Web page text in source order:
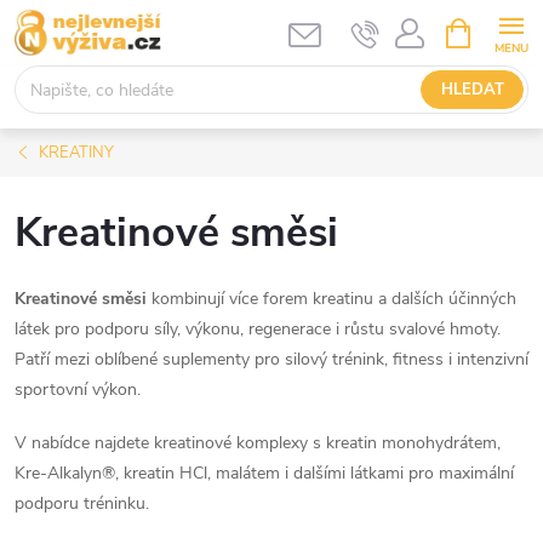
Přejít
na
obsah
HLEDAT
NÁKUPNÍ
KOŠÍK
KREATINY
Kreatinové směsi
Kreatinové směsi kombinují více forem kreatinu a dalších účinných
látek pro podporu síly, výkonu, regenerace i růstu svalové hmoty.
Patří mezi oblíbené suplementy pro silový trénink, fitness i intenzivní
sportovní výkon.
V nabídce najdete kreatinové komplexy s kreatin monohydrátem,
Kre-Alkalyn®, kreatin HCl, malátem i dalšími látkami pro maximální
podporu tréninku.